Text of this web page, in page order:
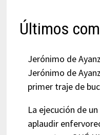
Últimos
Jerónimo de
Jerónimo de
primer traje de
La ejecución de
aplaudir